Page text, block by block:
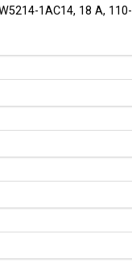
1AC14, 18 A, 110-